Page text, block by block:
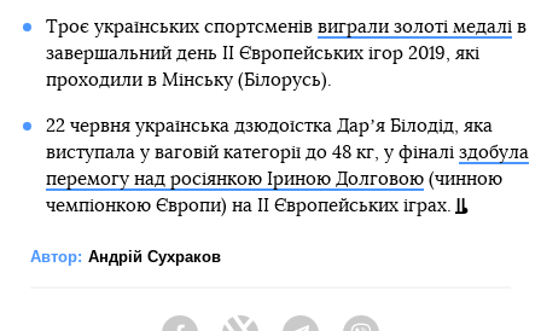
Троє українських спортсменів виграли золоті медалів
завершальний день II Європейських ігор 2019, які
проходили в Мінську (Білорусь).
22 червня українська дзюдоїстка Дарʼя Білодід, яка
виступала у ваговій категорії до 48 кг, у фіналі здобула
перемогу над росіянкою Іриною Долговою(чинною
чемпіонкою Європи) на ІІ Європейських іграх.
Автор: Андрій Сухраков